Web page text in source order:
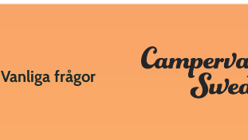
Vanliga frågor